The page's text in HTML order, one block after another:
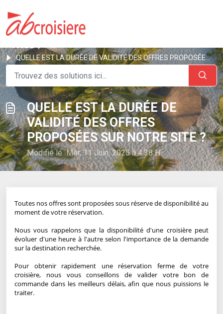
QUELLE EST LA DURÉE DE VALIDITÉ DES OFFRES PROPOSÉES SUR ...
QUELLE EST LA DURÉE DE
VALIDITÉ DES OFFRES
PROPOSÉES SUR NOTRE SITE ?
Modifié le Mer, 11 Juin, 2025 à 4:38 H
Toutes nos offres sont proposées sous réserve de disponibilité au
moment de votre réservation.
Nous vous rappelons que la disponibilité d'une croisière peut
évoluer d'une heure à l'autre selon l'importance de la demande
sur la destination recherchée.
Pour obtenir rapidement une réservation ferme de votre
croisière, nous vous conseillons de valider votre bon de
commande dans les meilleurs délais, afin que nous puissions le
traiter.